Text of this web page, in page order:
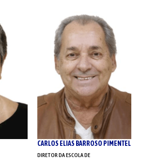
CARLOS ELIAS BARROSO PIMENTEL
DIRETOR DA ESCOLA DE